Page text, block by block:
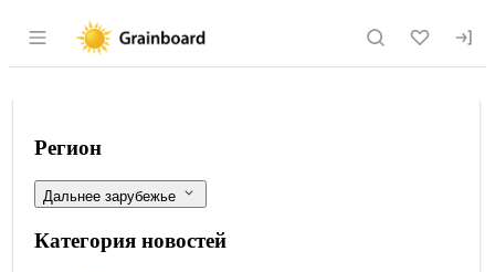
Раздел навигации по сайту
Сокращение посевов сахарной
Фильтры
Регион
Дальнее зарубежье
Категория новостей